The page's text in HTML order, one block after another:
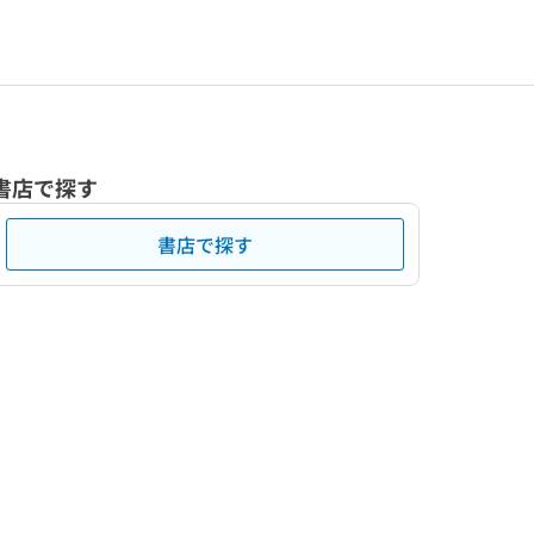
店で探す
書店で探す